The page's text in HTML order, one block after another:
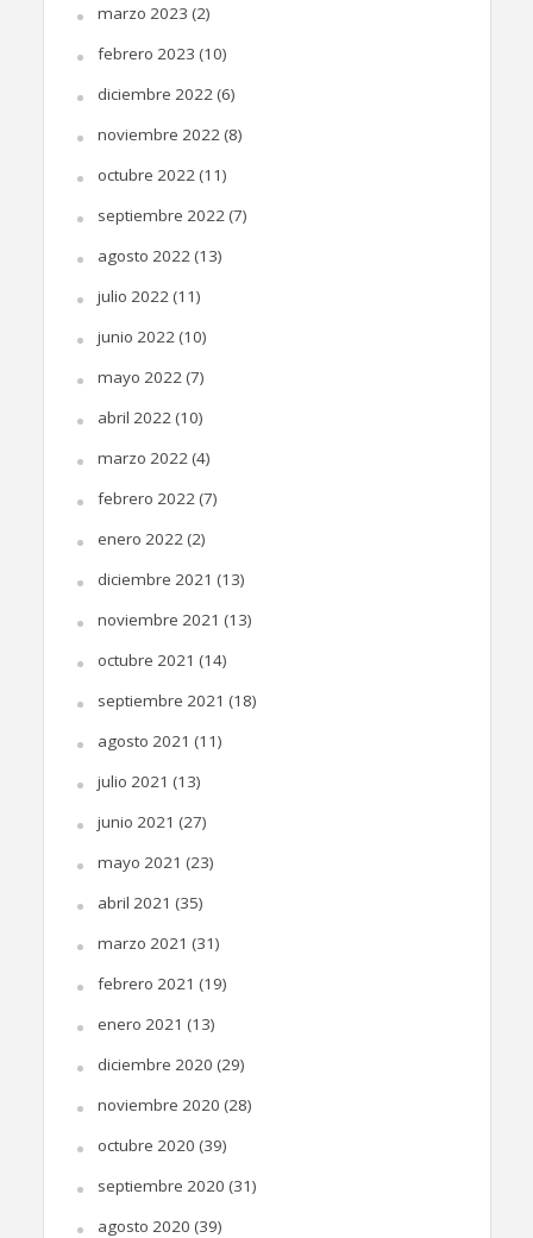
marzo 2023 (2)
febrero 2023 (10)
diciembre 2022(6)
noviembre 2022(8)
octubre 2022(11)
septiembre 2022(7)
agosto 2022(13)
julio 2022(11)
junio 2022(10)
mayo 2022(7)
abril 2022(10)
marzo 2022(4)
febrero 2022(7)
enero 2022(2)
diciembre 2021 (13)
noviembre 2021 (13)
octubre 2021 (14)
septiembre 2021 (18)
agosto 2021 (11)
julio 2021 (13)
junio 2021 (27)
mayo 2021 (23)
abril 2021 (35)
marzo 2021 (31)
febrero 2021 (19)
enero 2021 (13)
diciembre 2020 (29)
noviembre 2020 (28)
octubre 2020 (39)
septiembre 2020 (31)
agosto 2020 (39)